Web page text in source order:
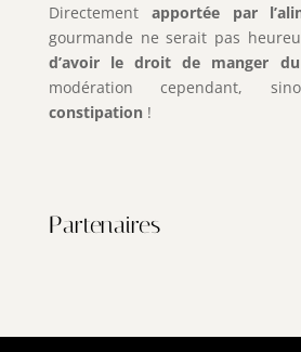
Directement apportée par
gourmande ne serait pas
d’avoir le droit de manger
modération cependant,
constipation !
Partenaires